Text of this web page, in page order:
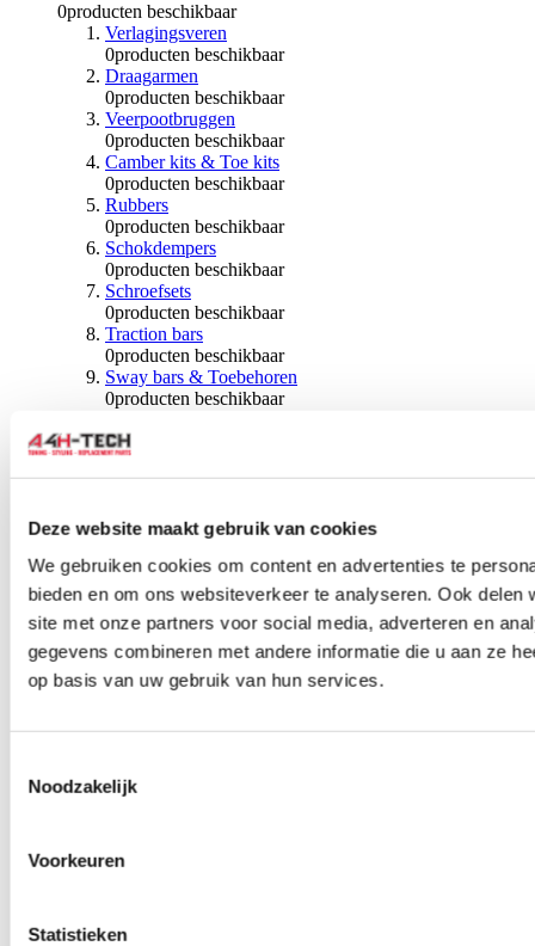
Deze website maakt gebruik van cookies
We gebruiken cookies om content en advertenties te
bieden en om ons websiteverkeer te analyseren. Ook
site met onze partners voor social media, adverteren en
gegevens combineren met andere informatie die u aan ze
op basis van uw gebruik van hun services.
Noodzakelijk
Voorkeuren
Statistieken
0producten beschikbaar
Verlagingsveren
0producten beschikbaar
Draagarmen
0producten beschikbaar
Veerpootbruggen
0producten beschikbaar
Camber kits & Toe kits
0producten beschikbaar
Rubbers
0producten beschikbaar
Schokdempers
0producten beschikbaar
Schroefsets
0producten beschikbaar
Traction bars
0producten beschikbaar
Sway bars & Toebehoren
0producten beschikbaar
0producten beschikbaar
Wiellagers & Naven
0producten beschikbaar
0producten beschikbaar
Spoorverbreders
0producten beschikbaar
Wielmoeren
0producten beschikbaar
Draadeinden
0 producten beschikbaar
0producten beschikbaar